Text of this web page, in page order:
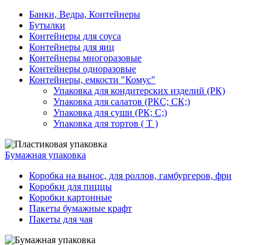
Банки, Ведра, Контейнеры
Бутылки
Контейнеры для соуса
Контейнеры для яиц
Контейнеры многоразовые
Контейнеры одноразовые
Контейнеры, емкости "Комус"
Упаковка для кондитерских изделий (РК)
Упаковка для салатов (РКС; СК;)
Упаковка для суши (РК; С;)
Упаковка для тортов ( Т )
Бумажная упаковка
Коробка на вынос, для роллов, гамбургеров, фри
Коробки для пиццы
Коробки картонные
Пакеты бумажные крафт
Пакеты для чая